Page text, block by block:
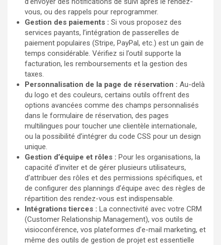
vous, ou des rappels pour reprogrammer.
Gestion des paiements : Si vous proposez des
services payants, l’intégration de passerelles de
paiement populaires (Stripe, PayPal, etc.) est un gain de
temps considérable. Vérifiez si l’outil supporte la
facturation, les remboursements et la gestion des
taxes.
Personnalisation de la page de réservation : Au-delà
du logo et des couleurs, certains outils offrent des
options avancées comme des champs personnalisés
dans le formulaire de réservation, des pages
multilingues pour toucher une clientèle internationale,
ou la possibilité d’intégrer du code CSS pour un design
unique.
Gestion d’équipe et rôles : Pour les organisations, la
capacité d’inviter et de gérer plusieurs utilisateurs,
d’attribuer des rôles et des permissions spécifiques, et
de configurer des plannings d’équipe avec des règles de
répartition des rendez-vous est indispensable.
Intégrations tierces : La connectivité avec votre CRM
(Customer Relationship Management), vos outils de
visioconférence, vos plateformes d’e-mail marketing, et
même des outils de gestion de projet est essentielle